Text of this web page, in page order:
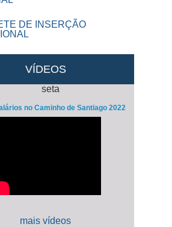
VÍDEOS
no Caminho de Santiago 2022
mais vídeos